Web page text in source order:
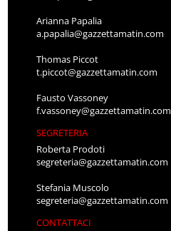
Arianna Papalia
a.papalia@gazzettamatin.com
Thomas Piccot
t.piccot@gazzettamatin.com
Fausto Vassoney
f.vassoney@gazzettamatin.com
SEGRETERIA
Roberta Prodoti
segreteria@gazzettamatin.com
Stefania Muscolo
segreteria@gazzettamatin.com
CONTATTACI